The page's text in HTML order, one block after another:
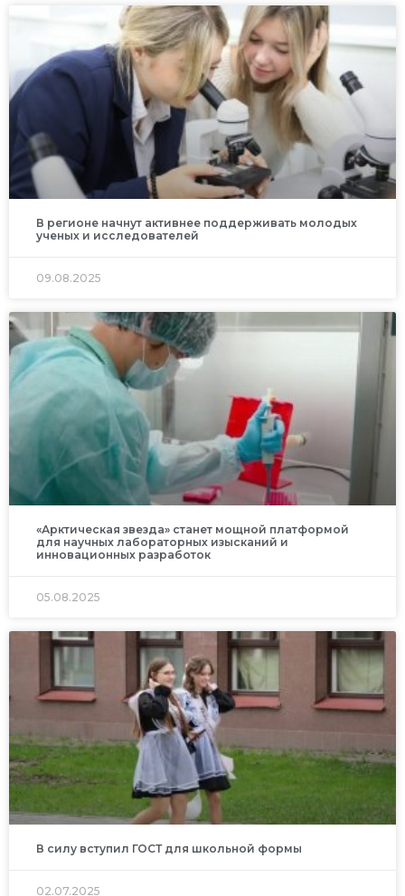
В регионе начнут активнее поддерживать молодых
ученых и исследователей
09.08.2025
«Арктическая звезда» станет мощной платформой
для научных лабораторных изысканий и
инновационных разработок
05.08.2025
В силу вступил ГОСТ для школьной формы
02.07.2025